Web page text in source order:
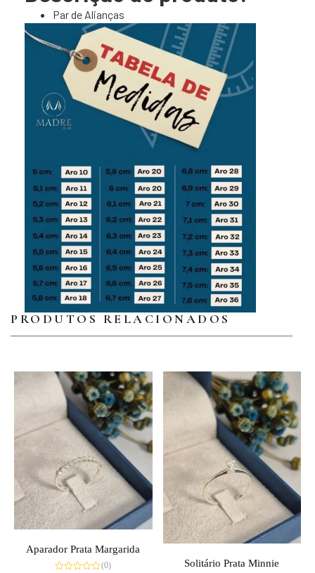
Par de Alianças
PRODUTOS RELACIONADOS
Aparador Prata Margarida
(0) Solitário Prata Minnie